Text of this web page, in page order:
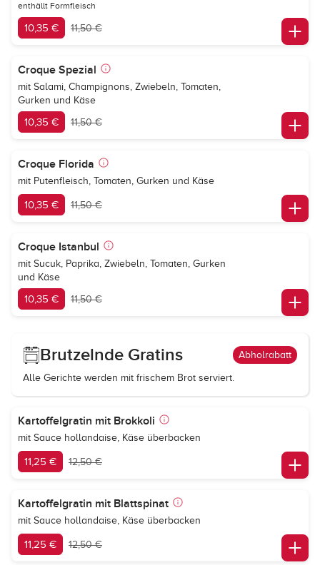
enthällt Formfleisch
10,35 € 11,50 €
Croque Spezial
mit Salami, Champignons, Zwiebeln, Tomaten,
Gurken und Käse
10,35 € 11,50 €
Croque Florida
mit Putenfleisch, Tomaten, Gurken und Käse
10,35 € 11,50 €
Croque Istanbul
mit Sucuk, Paprika, Zwiebeln, Tomaten, Gurken
und Käse
10,35 € 11,50 €
Brutzelnde Gratins Abholrabatt
Alle Gerichte werden mit frischem Brot serviert.
Kartoffelgratin mit Brokkoli
mit Sauce hollandaise, Käse überbacken
11,25 € 12,50 €
Kartoffelgratin mit Blattspinat
mit Sauce hollandaise, Käse überbacken
11,25 € 12,50 €